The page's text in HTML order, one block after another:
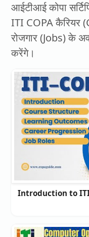
आईटीआई कोपा
ITI COPA कैरियर
रोजगार (Jobs) के
करेंगे।
Introduction to ITI